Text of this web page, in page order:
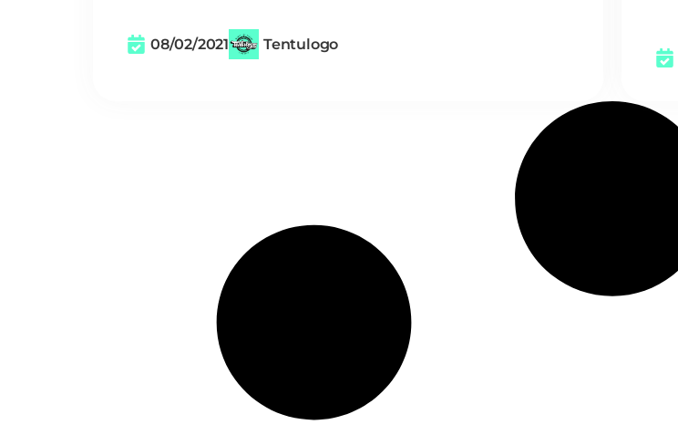
08/02/2021 Tentulogo